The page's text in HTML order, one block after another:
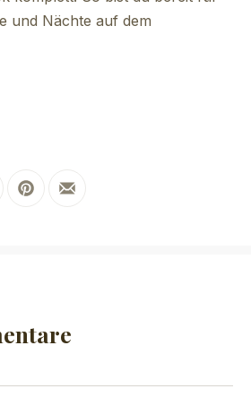
und Nächte auf dem
on Facebook
Share on Pinterest
Share by Email